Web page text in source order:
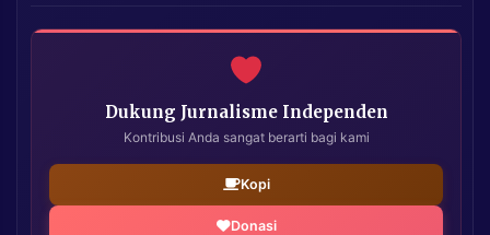
Dukung Jurnalisme Independen
Kontribusi Anda sangat berarti bagi kami
Kopi
Donasi